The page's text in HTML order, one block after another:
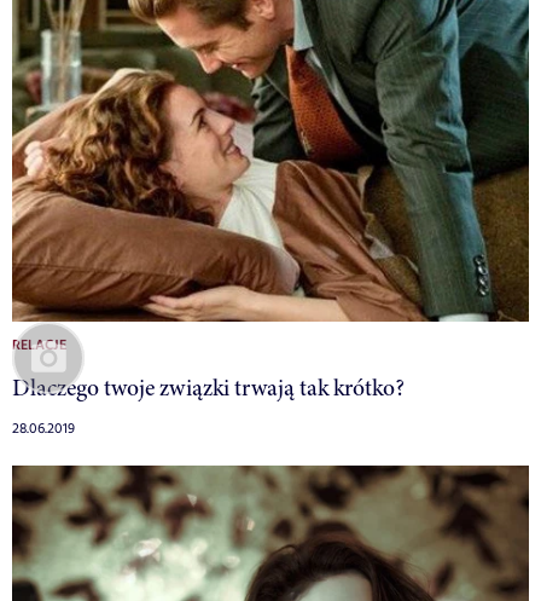
RELACJE
Dlaczego twoje związki trwają tak krótko?
28.06.2019